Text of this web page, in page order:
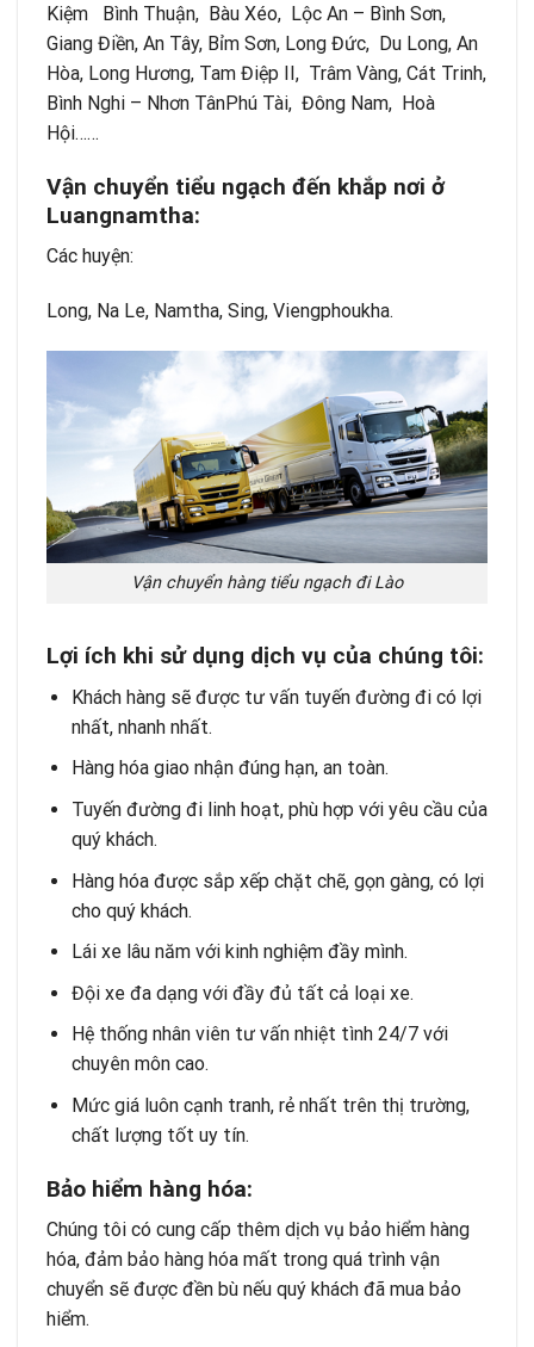
Kiệm Bình Thuận, Bàu Xéo, Lộc An – Bình Sơn,
Giang Điền, An Tây, Bỉm Sơn, Long Đức, Du Long, An
Hòa, Long Hương, Tam Điệp II, Trâm Vàng, Cát Trinh,
Bình Nghi – Nhơn TânPhú Tài, Đông Nam, Hoà
Hội……
Vận chuyển tiểu ngạch đến khắp nơi ở
Luangnamtha:
Các huyện:
Long, Na Le, Namtha, Sing, Viengphoukha.
Vận chuyển hàng tiểu ngạch đi Lào
Lợi ích khi sử dụng dịch vụ của chúng tôi:
Khách hàng sẽ được tư vấn tuyến đường đi có lợi
nhất, nhanh nhất.
Hàng hóa giao nhận đúng hạn, an toàn.
Tuyến đường đi linh hoạt, phù hợp với yêu cầu của
quý khách.
Hàng hóa được sắp xếp chặt chẽ, gọn gàng, có lợi
cho quý khách.
Lái xe lâu năm với kinh nghiệm đầy mình.
Đội xe đa dạng với đầy đủ tất cả loại xe.
Hệ thống nhân viên tư vấn nhiệt tình 24/7 với
chuyên môn cao.
Mức giá luôn cạnh tranh, rẻ nhất trên thị trường,
chất lượng tốt uy tín.
Bảo hiểm hàng hóa:
Chúng tôi có cung cấp thêm dịch vụ bảo hiểm hàng
hóa, đảm bảo hàng hóa mất trong quá trình vận
chuyển sẽ được đền bù nếu quý khách đã mua bảo
hiểm.